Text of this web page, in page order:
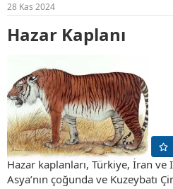
:
28 Kas 2024
Hazar Kaplanı​
Hazar kaplanları, Türkiye, İran ve
Asya’nın çoğunda ve Kuzeybatı